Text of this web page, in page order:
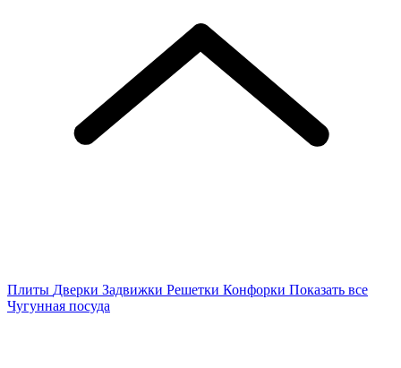
Плиты Дверки Задвижки Решетки Конфорки Показать все
Чугунная посуда